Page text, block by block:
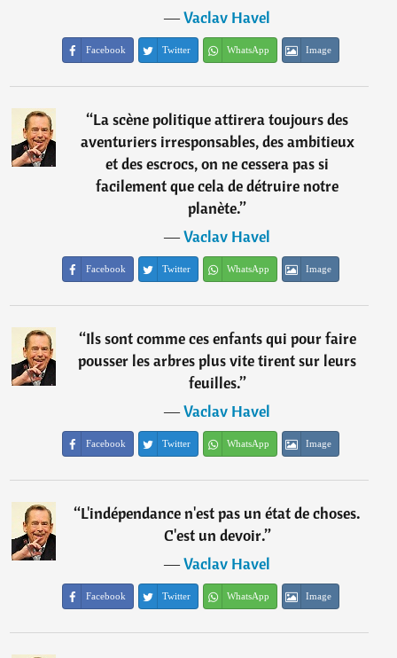
―Vaclav Havel
Facebook Twitter WhatsApp Image
“La scène politique attirera toujours des
aventuriers irresponsables, des ambitieux
et des escrocs, on ne cessera pas si
facilement que cela de détruire notre
planète.”
―Vaclav Havel
Facebook Twitter WhatsApp Image
“Ils sont comme ces enfants qui pour faire
pousser les arbres plus vite tirent sur leurs
feuilles.”
―Vaclav Havel
Facebook Twitter WhatsApp Image
“L'indépendance n'est pas un état de choses.
C'est un devoir.”
―Vaclav Havel
Facebook Twitter WhatsApp Image